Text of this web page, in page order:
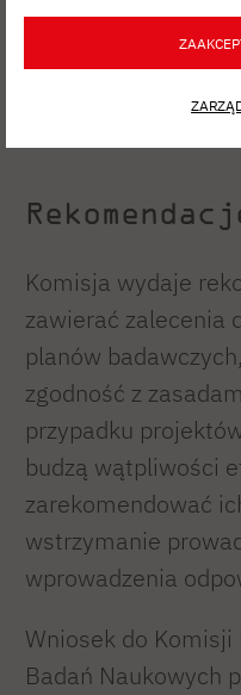
odpowiedzialny, tj.
godności i praw
Komisja wydaje
zawierać zalecenia
planów
zgodność z
przypadku
budzą wątpliwości
zarekomendować
wstrzymanie
wprowadzenia
Wniosek do
Badań Naukowych